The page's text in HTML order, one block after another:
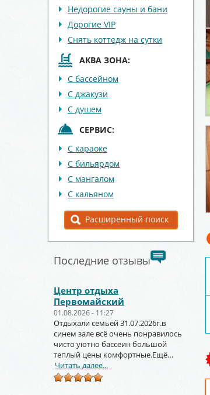
Недорогие сауны и бани
Дорогие VIP
Снять коттедж на сутки
АКВА ЗОНА:
С бассейном
С джакузи
С душем
СЕРВИС:
С караоке
С бильярдом
С мангалом
С кальяном
Расширенный поиск
Последние отзывы
Центр отдыха
Первомайский
01.08.2026 - 11:27
Отдыхали семьёй 31.07.2026г.в
синем зале всё очень понравилось
чисто уютно бассеин большой
теплый цены комфортные.Ещё
вернёмся и не раз!!!
Читать далее...